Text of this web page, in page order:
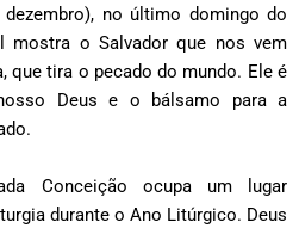
no último domingo do
mostra o Salvador que nos vem
que tira o pecado do mundo. Ele é
Deus e o bálsamo para a
Conceição ocupa um lugar
durante o Ano Litúrgico. Deus